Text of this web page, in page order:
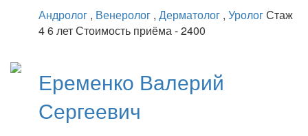
Андролог , Венеролог , Дерматолог , УрологСтаж
4 6 летСтоимость приёма - 2400
Еременко Валерий
Сергеевич